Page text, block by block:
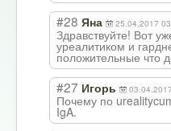
#28 Яна 25.04.2017
Здравствуйте! Вот
уреалитиком и
положительные что
#27 Игорь
Почему по
IgA.